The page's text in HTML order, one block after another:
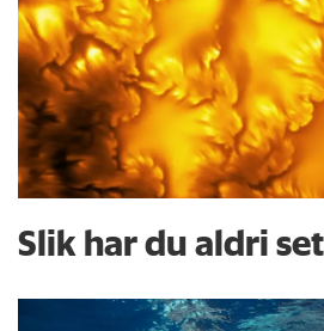
Slik har du aldri